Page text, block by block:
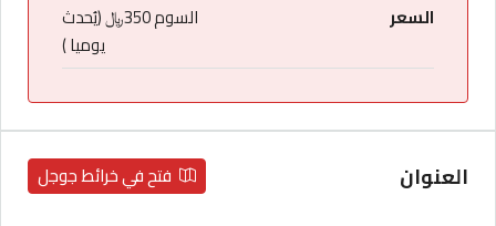
السعر
السوم 350﷼ (يُحدث
يوميا )
العنوان فتح في خرائط جوجل